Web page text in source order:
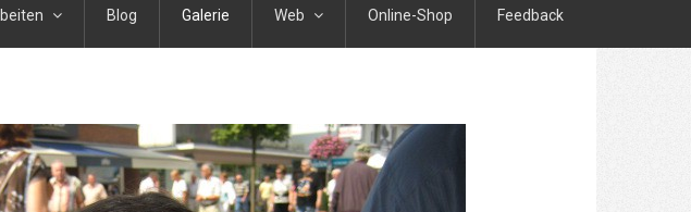
Blog Galerie Web Online-Shop Feedback